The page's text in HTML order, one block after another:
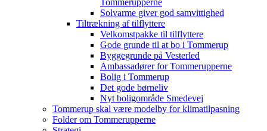
Tommerupperne
Solvarme giver god samvittighed
Tiltrækning af tilflyttere
Velkomstpakke til tilflyttere
Gode grunde til at bo i Tommerup
Byggegrunde på Vesterled
Ambassadører for Tommerupperne
Bolig i Tommerup
Det gode børneliv
Nyt boligområde Smedevej
Tommerup skal være modelby for klimatilpasning
Folder om Tommerupperne